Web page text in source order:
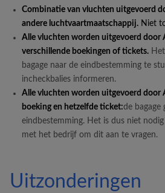
Combinatie van vluchten uitgevoerd
andere luchtvaartmaatschappij. Niet
Alle vluchten worden uitgevoerd door
verschillende boekingen of tickets.
bagage naar de eindbestemming te
incheckbalies informeren.
Alle vluchten worden uitgevoerd door
boeking en hetzelfde ticket:de bagage
eindbestemming. Het is dus niet
met het bedrijf om dit aan te vragen.
Uitzonderingen